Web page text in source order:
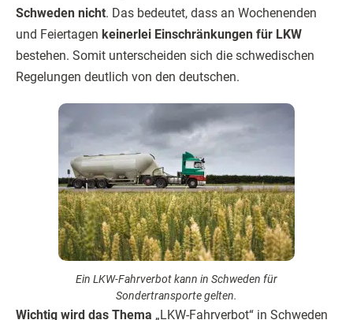
Schweden nicht. Das bedeutet, dass an Wochenenden
und Feiertagen keinerlei Einschränkungen für LKW
bestehen. Somit unterscheiden sich die schwedischen
Regelungen deutlich von den deutschen.
Ein LKW-Fahrverbot kann in Schweden für
Sondertransporte gelten.
Wichtig wird das Thema „LKW-Fahrverbot“ in Schweden